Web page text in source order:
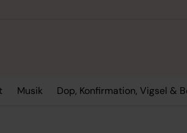
Musik Dop, Konfirmation, Vigsel &